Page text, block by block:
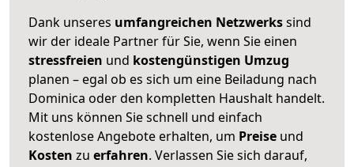
Dank unseres umfangreichen Netzwerkssind
wir der ideale Partner für Sie, wenn Sie einen
stressfreien und kostengünstigen Umzug
planen – egal ob es sich um eine Beiladung nach
Dominica oder den kompletten Haushalt handelt.
Mit uns können Sie schnell und einfach
kostenlose Angebote erhalten, um Preise und
Kosten zu erfahren. Verlassen Sie sich darauf,